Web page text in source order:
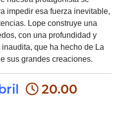
impedir esa fuerza inevitable,
Lope construye una
con una profundidad y
inaudita, que ha hecho de La
sus grandes creaciones.
20.00